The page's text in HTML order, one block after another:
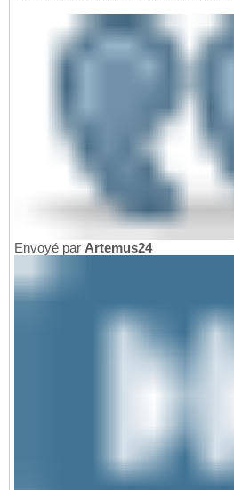
Envoyé par Artemus24